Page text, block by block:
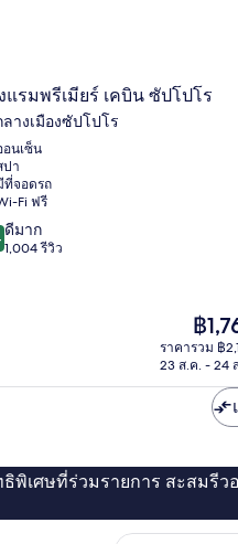
แรม
ยร์
น
ร
ง
แรมพรีเมียร์ เคบิน ซัปโปโร
ลางเมืองซัปโปโร
อนเซ็น
ปา
ที่จอดรถ
Fi ฟรี
ดีมาก
1,004 รีวิว
ราคา
ปัจจุบัน
คือ
฿
ราคารวม ฿
23 ส.ค. - 24
พิเศษที่ร่วมรายการ สะสมรีว